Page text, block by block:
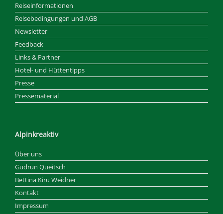
Reiseinformationen
Reisebedingungen und AGB
Newsletter
Feedback
Links & Partner
Hotel- und Hüttentipps
Presse
Pressematerial
Alpinkreaktiv
Über uns
Gudrun Queitsch
Bettina Kiru Weidner
Kontakt
Impressum